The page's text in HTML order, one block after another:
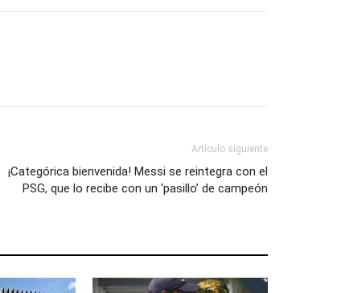
Artículo siguiente
¡Categórica bienvenida! Messi se reintegra con el
PSG, que lo recibe con un ‘pasillo’ de campeón